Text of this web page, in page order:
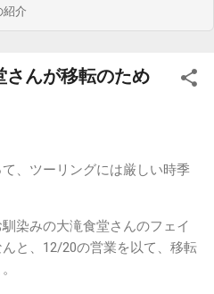
紹介
さんが移転のため
、ツーリングには厳しい時季
染みの大滝食堂さんのフェイ
と、12/20の営業を以て、移転